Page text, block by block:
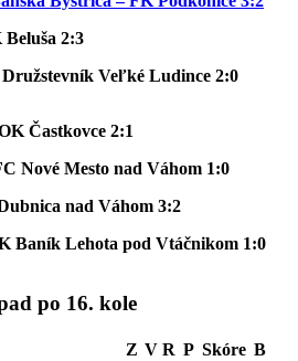
2:3
Veľké Ludince 2:0
Častkovce 2:1
Nové Mesto nad Váhom 1:0
nad Váhom 3:2
Baník Lehota pod Vtáčnikom 1:0
po 16. kole
Z V R P Skóre B